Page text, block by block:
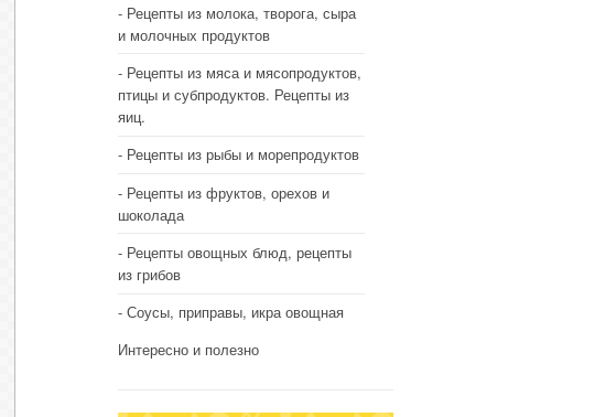
Рецепты из молока, творога, сыра
и молочных продуктов
Рецепты из мяса и мясопродуктов,
птицы и субпродуктов. Рецепты из
яиц.
Рецепты из рыбы и морепродуктов
Рецепты из фруктов, орехов и
шоколада
Рецепты овощных блюд, рецепты
из грибов
Соусы, приправы, икра овощная
Интересно и полезно